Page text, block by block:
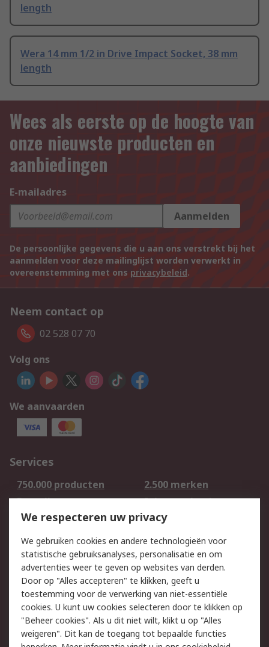
length
Wera 14 mm 1/2 in Drive Impact Socket, 38 mm
length
Wees als eerste op de hoogte van
onze nieuwste producten en
aanbiedingen
E-mailadres
Aanmelden
De persoonlijke gegevens die u aan ons verstrekt bij het
aanmelden voor deze mailinglijst worden verwerkt in
overeenstemming met ons privacybeleid.
Neem contact op
02 528 07 70
Volg ons
We aanvaarden
Services
750.000 producten
2.500 merken
Bestellen
Inkoopoplossingen
Retouren
Technisch advies
Track & Trace
Wettelijk
Cookiebeleid
Email veiligheid
Privacybeleid -
Bijgewerkt
Websitevoorwaarden
Algemene
We respecteren uw privacy
We gebruiken cookies en andere technologieën voor
statistische gebruiksanalyses, personalisatie en om
advertenties weer te geven op websites van derden.
Door op "Alles accepteren" te klikken, geeft u
toestemming voor de verwerking van niet-essentiële
cookies. U kunt uw cookies selecteren door te klikken op
"Beheer cookies". Als u dit niet wilt, klikt u op "Alles
weigeren". Dit kan de toegang tot bepaalde functies